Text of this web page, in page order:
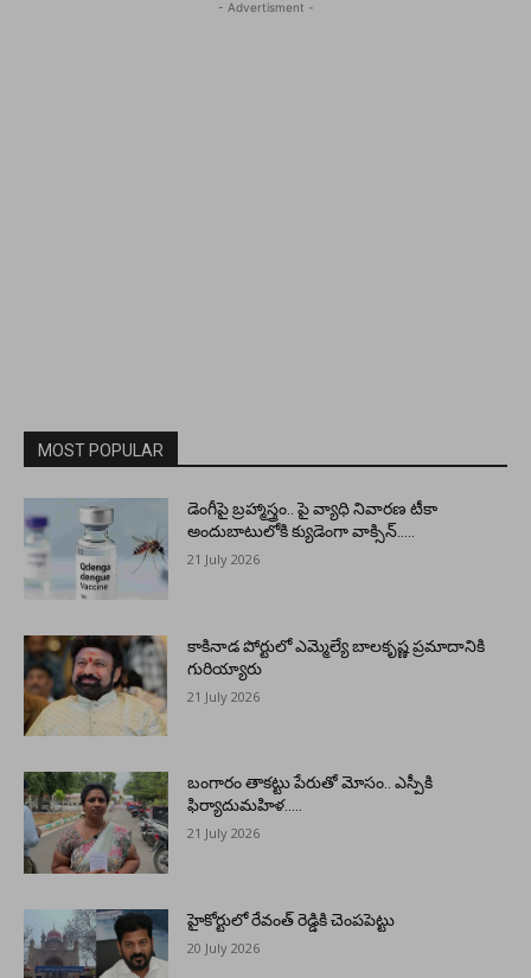
- Advertisment -
MOST POPULAR
డెంగీపై బ్రహ్మాస్త్రం.. పై వ్యాధి నివారణ టీకా
అందుబాటులోకి క్యుడెంగా వాక్సిన్…..
21 July 2026
కాకినాడ పోర్టులో ఎమ్మెల్యే బాలకృష్ణ ప్రమాదానికి
గురియ్యారు
21 July 2026
బంగారం తాకట్టు పేరుతో మోసం.. ఎస్పీకి
ఫిర్యాదుమహిళ…..
21 July 2026
హైకోర్టులో రేవంత్ రెడ్డికి చెంపపెట్టు
20 July 2026